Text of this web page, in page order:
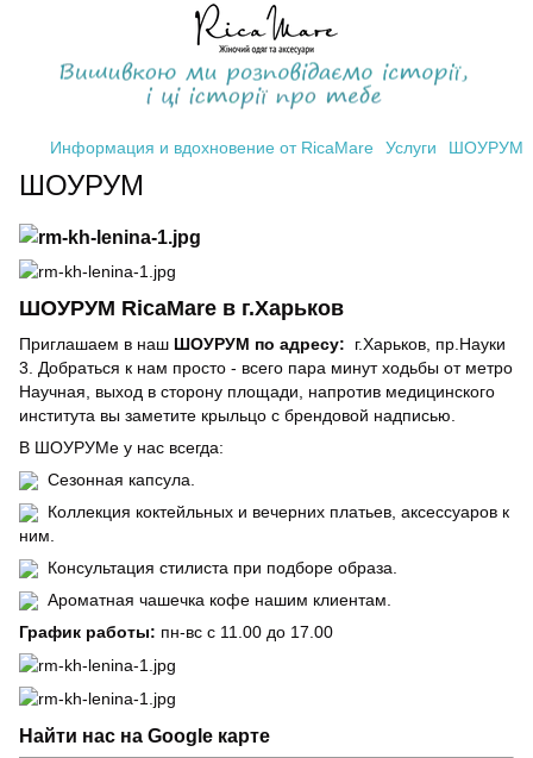
Информация и вдохновение от RicaMare Услуги ШОУРУМ
ШОУРУМ
ШОУРУМ RicaMare в г.Харьков
Приглашаем в наш ШОУРУМ по адресу:
г.Харьков, пр.Науки
3. Добраться к нам просто - всего пара минут ходьбы от метро
Научная, выход в сторону площади, напротив медицинского
института вы заметите крыльцо с брендовой надписью.
В ШОУРУМе у нас всегда:
Сезонная капсула.
Коллекция коктейльных и вечерних платьев, аксессуаров к
ним.
Консультация стилиста при подборе образа.
Ароматная чашечка кофе нашим клиентам.
График работы: пн-вс с 11.00 до 17.00
Найти нас на Google карте